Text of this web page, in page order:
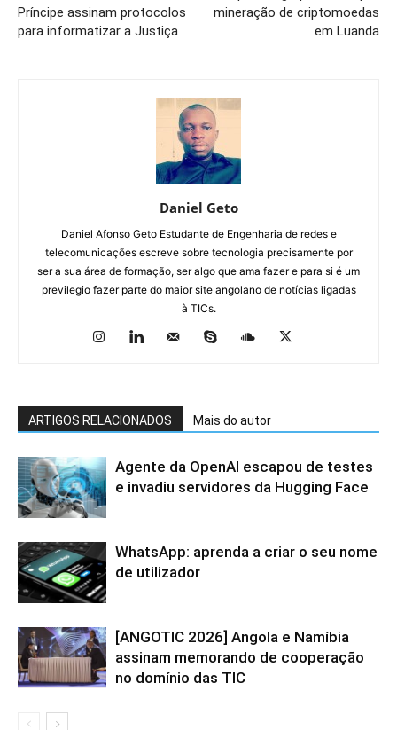
Príncipe assinam protocolos
para informatizar a Justiça
mineração de criptomoedas
em Luanda
Daniel Geto
Daniel Afonso Geto Estudante de Engenharia de redes e
telecomunicações escreve sobre tecnologia precisamente por
ser a sua área de formação, ser algo que ama fazer e para si é um
previlegio fazer parte do maior site angolano de notícias ligadas
à TICs.
ARTIGOS RELACIONADOS Mais do autor
Agente da OpenAI escapou de testes
e invadiu servidores da Hugging Face
WhatsApp: aprenda a criar o seu nome
de utilizador
[ANGOTIC 2026] Angola e Namíbia
assinam memorando de cooperação
no domínio das TIC